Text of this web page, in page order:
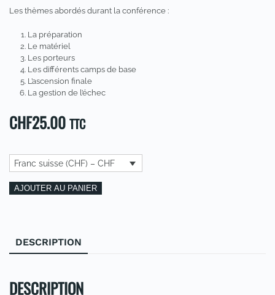
Les thèmes abordés durant la conférence :
La préparation
Le matériel
Les porteurs
Les différents camps de base
L’ascension finale
La gestion de l’échec
CHF25.00 TTC
Franc suisse (CHF) – CHF
quantité
The
the
AJOUTER AU PANIER
DESCRIPTION
DESCRIPTION